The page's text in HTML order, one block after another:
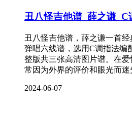
丑八怪吉他谱_薛之谦
丑八怪吉他谱，薛之谦一首
弹唱六线谱，选用C调指法编
整版共三张高清图片谱。在
常因为外界的评价和眼光而
2024-06-07